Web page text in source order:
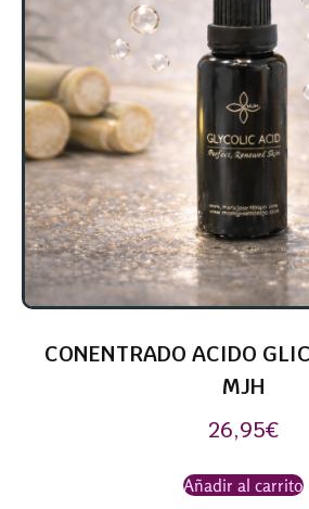
CONENTRADO ACIDO
MJH
26,95€
Añadir al carrito